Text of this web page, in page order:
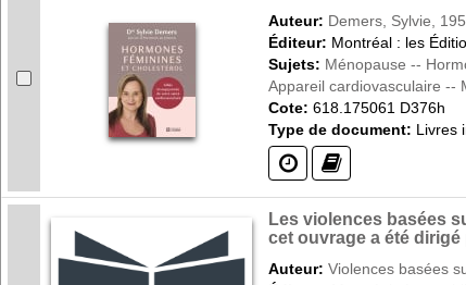
Auteur: Demers, Sylvie,
Éditeur: Montréal : les
Sujets: Ménopause --
Appareil cardiovasculaire --
Cote: 618.175061 D376h
Type de document: Livres
(?) (?)
Les violences basées
cet ouvrage a été
Auteur: Violences basées